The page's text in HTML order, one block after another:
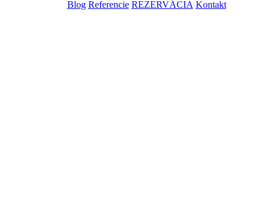
Blog Referencie REZERVÁCIA Kontakt